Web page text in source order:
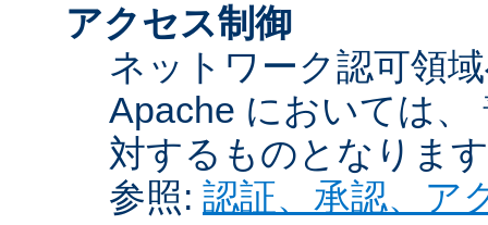
アクセス制御
ネットワーク認可領
Apache においては
対するものとなりま
参照: 認証、承認、ア